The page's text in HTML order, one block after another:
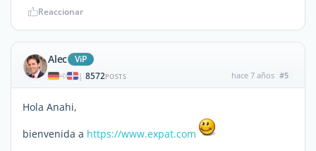
Reaccionar
Alec ViP
| 8572POSTS hace 7 años #5
Hola Anahi,
bienvenida a https://www.expat.com